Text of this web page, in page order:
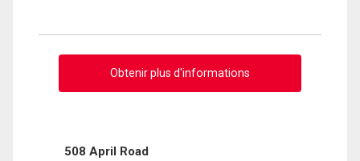
Obtenir plus d'informations
508 April Road